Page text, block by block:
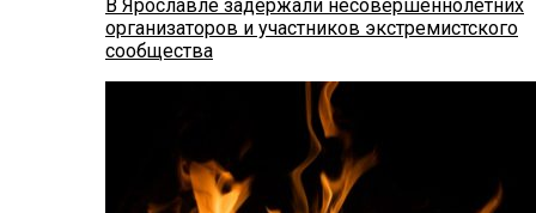
В Ярославле задержали несовершеннолетних
организаторов и участников экстремистского
сообщества